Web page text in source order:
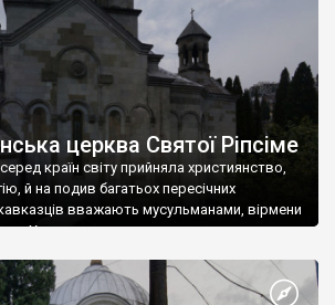
церква Святої Ріпсіме
країн світу прийняла християнство,
й на подив багатьох пересічних
кавказців вважають мусульманами, вірмени
Христа